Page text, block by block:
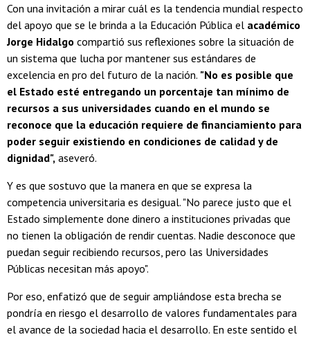
Con una invitación a mirar cuál es la tendencia mundial respecto
del apoyo que se le brinda a la Educación Pública el académico
Jorge Hidalgo compartió sus reflexiones sobre la situación de
un sistema que lucha por mantener sus estándares de
excelencia en pro del futuro de la nación. "No es posible que
el Estado esté entregando un porcentaje tan mínimo de
recursos a sus universidades cuando en el mundo se
reconoce que la educación requiere de financiamiento para
poder seguir existiendo en condiciones de calidad y de
dignidad", aseveró.
Y es que sostuvo que la manera en que se expresa la
competencia universitaria es desigual. "No parece justo que el
Estado simplemente done dinero a instituciones privadas que
no tienen la obligación de rendir cuentas. Nadie desconoce que
puedan seguir recibiendo recursos, pero las Universidades
Públicas necesitan más apoyo".
Por eso, enfatizó que de seguir ampliándose esta brecha se
pondría en riesgo el desarrollo de valores fundamentales para
el avance de la sociedad hacia el desarrollo. En este sentido el